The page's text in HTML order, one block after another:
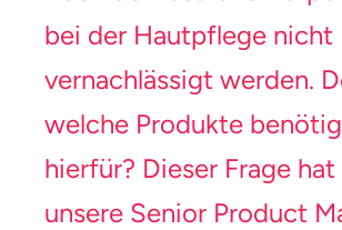
bei der Hautpflege nicht
vernachlässigt werden.
welche Produkte
hierfür? Dieser Frage hat
unsere Senior Product